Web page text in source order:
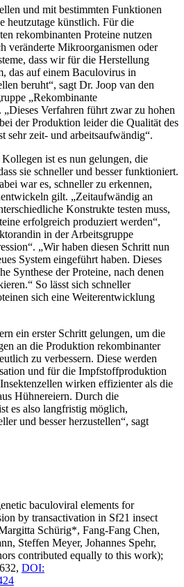
und mit bestimmten Funktionen
heutzutage künstlich. Für die
rekombinanten Proteine nutzen
veränderte Mikroorganismen oder
dass wir für die Herstellung
das auf einem Baculovirus in
beruht“, sagt Dr. Joop van den
„Rekombinante
Verfahren führt zwar zu hohen
der Produktion leider die Qualität des
sehr zeit- und arbeitsaufwändig“.
ist es nun gelungen, die
sie schneller und besser funktioniert.
war es, schneller zu erkennen,
gilt. „Zeitaufwändig an
Konstrukte testen muss,
erfolgreich produziert werden“,
in der Arbeitsgruppe
„Wir haben diesen Schritt nun
System eingeführt haben. Dieses
Synthese der Proteine, nach denen
So lässt sich schneller
sich eine Weiterentwicklung
ein erster Schritt gelungen, um die
an die Produktion rekombinanter
zu verbessern. Diese werden
und für die Impfstoffproduktion
wirken effizienter als die
Hühnereiern. Durch die
es also langfristig möglich,
und besser herzustellen“, sagt
baculoviral elements for
by transactivation in Sf21 insect
Schürig*, Fang-Fang Chen,
Steffen Meyer, Johannes Spehr,
contributed equally to this work);
DOI: